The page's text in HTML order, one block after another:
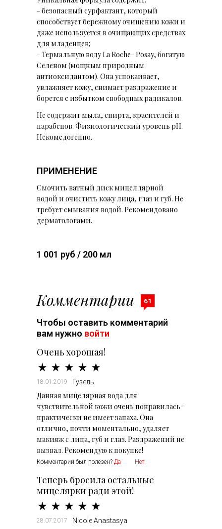
- безопасный сурфактант, который
способствует бережному очищению кожи и
даже используется в очищающих средствах
для младенцев;
- Термальную воду La Roche- Posay, богатую
Селеном (мощным природным
антиоксидантом). Она успокаивает,
увлажняет кожу, снимает раздражение и
борется с избытком свободных радикалов.
Не содержит мыла, спирта, красителей и
парабенов. Физиологический уровень pH.
Некомедогенно.
ПРИМЕНЕНИЕ
Смочить ватный диск мицеллярной
водой и очистить кожу лица, глаз и губ. Не
требует смывания водой. Рекомендовано
дерматологами.
1 001 руб / 200 мл
Комментарии 61
Чтобы оставить комментарий
вам нужно войти
Очень хорошая!
18.01.2019 Гузель
Данная мицелярная вода для
чувствительной кожи очень понравилась-
практически не имеет запаха. Она
отлично, почти моментально, удаляет
макияж с лица, губ и глаз. Раздражений не
вызвал. Рекомендую к покупке!
Комментарий был полезен? Да Нет
Теперь бросила остальные
мицелярки ради этой!
28.07.2017 Nicole Anastasya